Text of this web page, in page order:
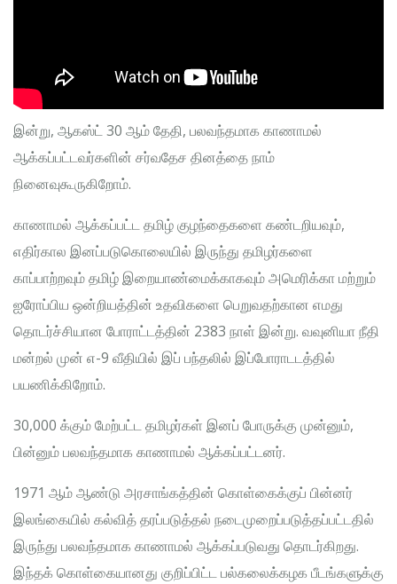
இன்று, ஆகஸ்ட் 30 ஆம் தேதி, பலவந்தமாக காணாமல்
ஆக்கப்பட்டவர்களின் சர்வதேச தினத்தை நாம்
நினைவுகூருகிறோம்.
காணாமல் ஆக்கப்பட்ட தமிழ் குழந்தைகளை கண்டறியவும்,
எதிர்கால இனப்படுகொலையில் இருந்து தமிழர்களை
காப்பாற்றவும் தமிழ் இறையாண்மைக்காகவும் அமெரிக்கா மற்றும்
ஐரோப்பிய ஒன்றியத்தின் உதவிகளை பெறுவதற்கான எமது
தொடர்ச்சியான போராட்டத்தின் 2383 நாள் இன்று. வவுனியா நீதி
மன்றல் முன் எ-9 வீதியில் இப் பந்தலில் இப்போராடடத்தில்
பயணிக்கிறோம்.
30,000 க்கும் மேற்பட்ட தமிழர்கள் இனப் போருக்கு முன்னும்,
பின்னும் பலவந்தமாக காணாமல் ஆக்கப்பட்டனர்.
1971 ஆம் ஆண்டு அரசாங்கத்தின் கொள்கைக்குப் பின்னர்
இலங்கையில் கல்வித் தரப்படுத்தல் நடைமுறைப்படுத்தப்பட்டதில்
இருந்து பலவந்தமாக காணாமல் ஆக்கப்படுவது தொடர்கிறது.
இந்தக் கொள்கையானது குறிப்பிட்ட பல்கலைக்கழக பீடங்களுக்கு